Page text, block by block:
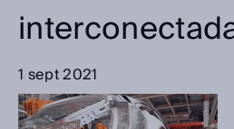
1 sept 2021